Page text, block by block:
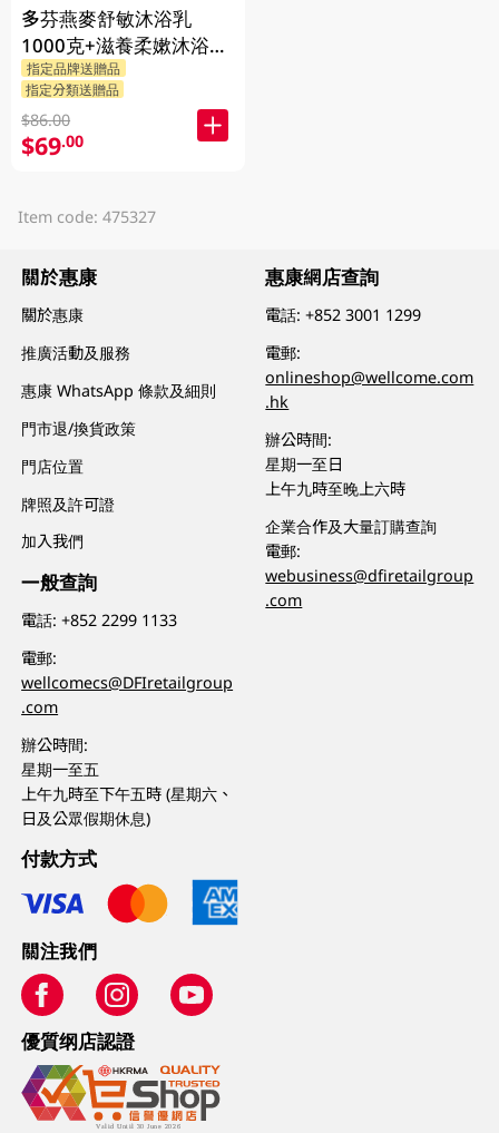
多芬燕麥舒敏沐浴乳
1000克+滋養柔嫰沐浴乳
1000克+Dove沐浴乳200
克 (隨機發送) 1PK
指定品牌送贈品
指定分類送贈品
$86.00
$69.00
Item code: 475327
關於惠康
關於惠康
推廣活動及服務
惠康 WhatsApp 條款及細則
門市退/換貨政策
門店位置
牌照及許可證
加入我們
一般查詢
電話:+852 2299 1133
電郵:
wellcomecs@DFIretailgroup
.com
辦公時間:
星期一至五
上午九時至下午五時 (星期六、
日及公眾假期休息)
惠康網店查詢
電話:+852 3001 1299
電郵:
onlineshop@wellcome.com
.hk
辦公時間:
星期一至日
上午九時至晚上六時
企業合作及大量訂購查詢
電郵:
webusiness@dfiretailgroup
.com
付款方式
關注我們
優質纲店認證